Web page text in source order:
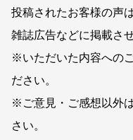
投稿されたお客様の声
雑誌広告などに掲載さ
※いただいた内容への
ださい。
※ご意見・ご感想以外は
さい。